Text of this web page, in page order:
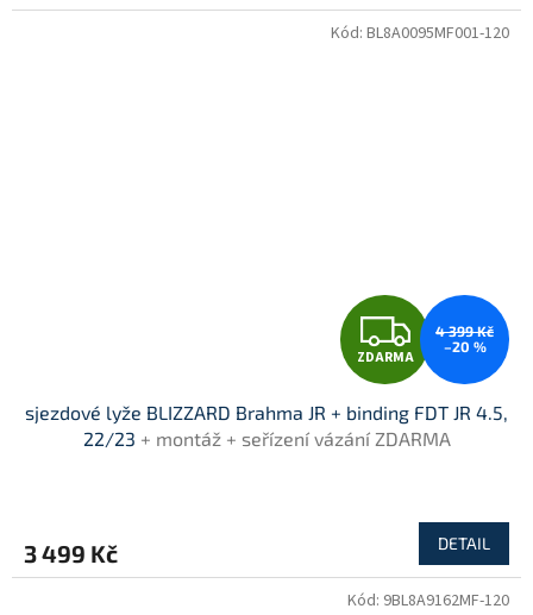
Z
D
A
M
A
ZDARMA
4 399 Kč
–20 %
sjezdové lyže BLIZZARD Brahma JR + binding FDT JR 4.5,
22/23 + montáž + seřízení vázání ZDARMA
3 499 Kč DETAIL
Kód: BL8A0095MF001-120
Kód: 9BL8A9162MF-120